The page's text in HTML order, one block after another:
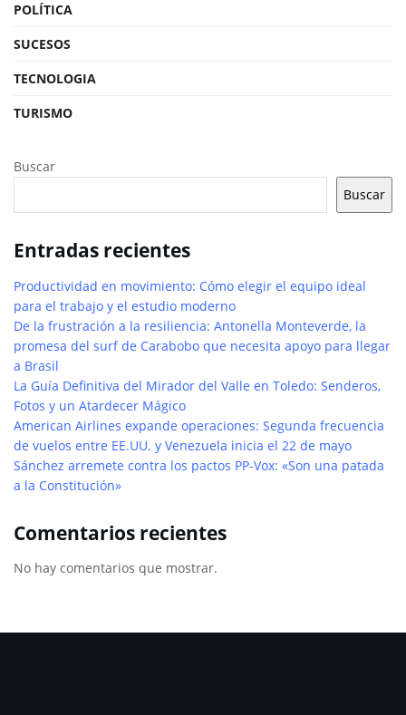
POLÍTICA
SUCESOS
TECNOLOGIA
TURISMO
Buscar
Buscar
Entradas recientes
Productividad en movimiento: Cómo elegir el equipo ideal
para el trabajo y el estudio moderno
De la frustración a la resiliencia: Antonella Monteverde, la
promesa del surf de Carabobo que necesita apoyo para llegar
a Brasil
La Guía Definitiva del Mirador del Valle en Toledo: Senderos,
Fotos y un Atardecer Mágico
American Airlines expande operaciones: Segunda frecuencia
de vuelos entre EE.UU. y Venezuela inicia el 22 de mayo
Sánchez arremete contra los pactos PP-Vox: «Son una patada
a la Constitución»
Comentarios recientes
No hay comentarios que mostrar.